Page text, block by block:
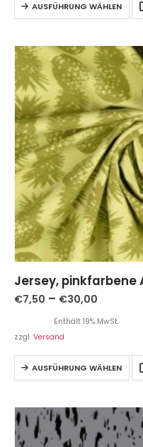
AUSFÜHRUNG WÄHLEN
Jersey, pinkfarbene
€7,50 – €30,00
Enthält 19% MwSt.
zzgl. Versand
AUSFÜHRUNG WÄHLEN